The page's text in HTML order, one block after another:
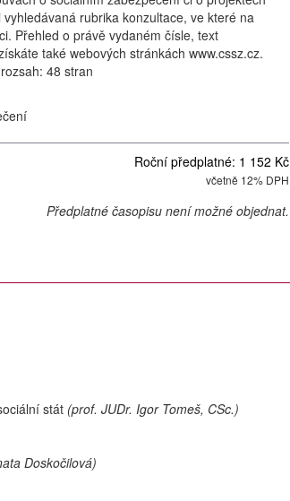
rubrika konzultace, ve které na
Přehled o právě vydaném čísle, text
také webových stránkách www.cssz.cz.
48 stran
Roční předplatné: 1 152 Kč
včetně 12% DPH
Předplatné časopisu není možné objednat.
stát (prof. JUDr. Igor Tomeš, CSc.)
Doskočilová)